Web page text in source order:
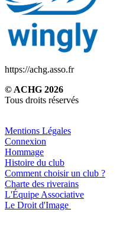
https://achg.asso.fr
© ACHG 2026
Tous droits réservés
Mentions Légales
Connexion
Hommage
Histoire du club
Comment choisir un club ?
Charte des riverains
L'Équipe Associative
Le Droit d'Image